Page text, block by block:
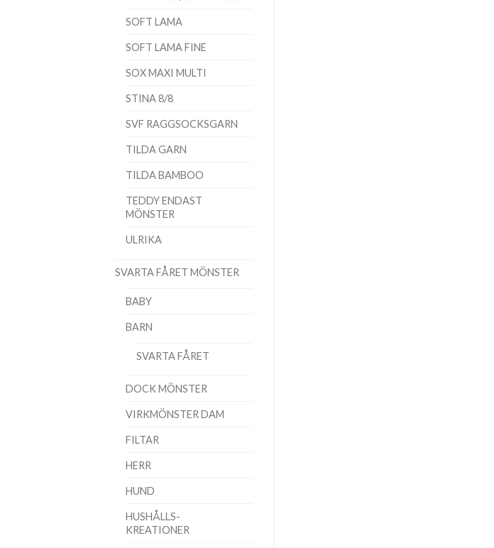
SOFT LAMA
SOFT LAMA FINE
SOX MAXI MULTI
STINA 8/8
SVF RAGGSOCKSGARN
TILDA GARN
TILDA BAMBOO
TEDDY ENDAST
MÖNSTER
ULRIKA
SVARTA FÅRET MÖNSTER
BABY
BARN
SVARTA FÅRET
DOCK MÖNSTER
VIRKMÖNSTER DAM
FILTAR
HERR
HUND
HUSHÅLLS-
KREATIONER